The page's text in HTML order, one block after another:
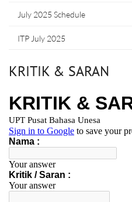
July 2025 Schedule
ITP July 2025
KRITIK & SARAN